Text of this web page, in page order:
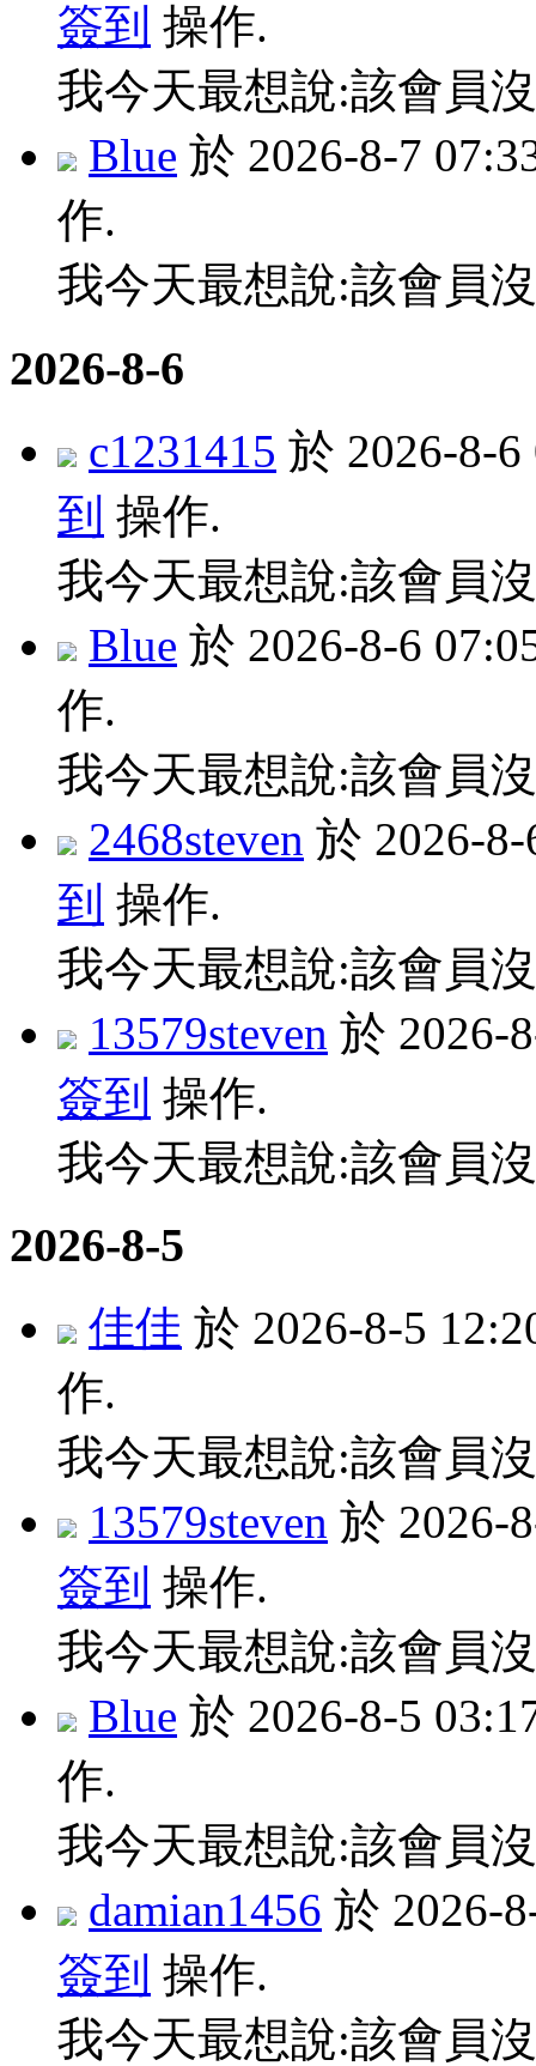
簽到 操作.
我今天最想說:該會員
Blue 於 2026-8-7
作.
我今天最想說:該會員
2026-8-6
c1231415 於 2026-8-
到 操作.
我今天最想說:該會員
Blue 於 2026-8-6
作.
我今天最想說:該會員
2468steven 於 2026-
到 操作.
我今天最想說:該會員
13579steven 於 2026-
簽到 操作.
我今天最想說:該會員
2026-8-5
佳佳 於 2026-8-5
作.
我今天最想說:該會員
13579steven 於 2026-
簽到 操作.
我今天最想說:該會員
Blue 於 2026-8-5
作.
我今天最想說:該會員
damian1456 於 2026-
簽到 操作.
我今天最想說:該會員